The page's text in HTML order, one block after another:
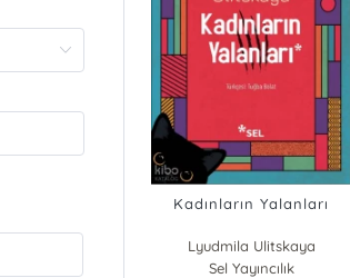
Kadınların Yalanları
Lyudmila Ulitskaya
Sel Yayıncılık